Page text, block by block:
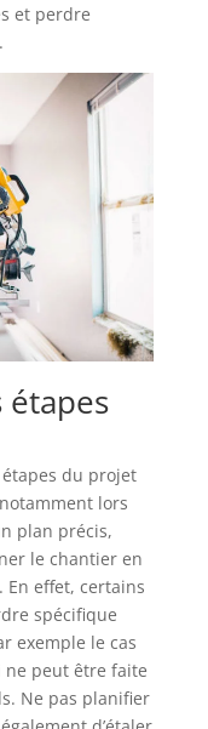
et perdre
étapes
du projet
lors
plan précis,
le chantier en
En effet, certains
spécifique
exemple le cas
ne peut être faite
Ne pas planifier